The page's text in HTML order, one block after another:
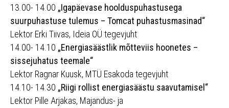
13.00- 14.00 „Igapäevase hoolduspuhastusega
suurpuhastuse tulemus – Tomcat puhastusmasinad“
Lektor Erki Tiivas, Ideia OÜ tegevjuht
14.00- 14.10 „Energiasäästlik mõtteviis hoonetes –
sissejuhatus teemale“
Lektor Ragnar Kuusk, MTÜ Esakoda tegevjuht
14.10- 14.30 „Riigi rollist energiasäästu saavutamisel“
Lektor Pille Arjakas, Majandus- ja